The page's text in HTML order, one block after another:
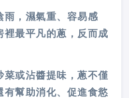
雨，濕氣重、容易感
裡最平凡的蔥，反而成
菜或沾醬提味，蔥不僅
有幫助消化、促進食慾